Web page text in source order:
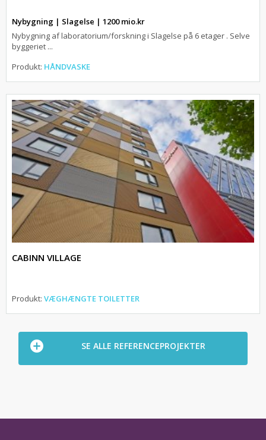
Nybygning | Slagelse | 1200 mio.kr
Nybygning af laboratorium/forskning i Slagelse på 6 etager . Selve
byggeriet ...
Produkt: HÅNDVASKE
CABINN VILLAGE
Produkt: VÆGHÆNGTE TOILETTER
SE ALLE REFERENCEPROJEKTER